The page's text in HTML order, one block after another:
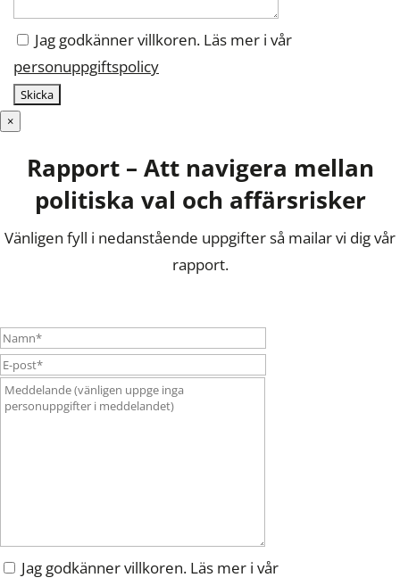
Jag godkänner villkoren. Läs mer i vår
personuppgiftspolicy
×
Rapport – Att navigera mellan
politiska val och affärsrisker
Vänligen fyll i nedanstående uppgifter så mailar vi dig vår
rapport.
Jag godkänner villkoren. Läs mer i vår